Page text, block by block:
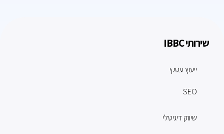
שירותי IBBC
ייעוץ עסקי
SEO
שיווק דיגיטלי